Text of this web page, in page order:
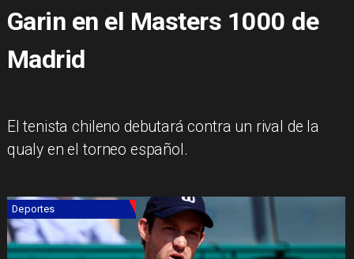
Garin en el Masters 1000 de
Madrid
El tenista chileno debutará contra un rival de la
qualy en el torneo español.
Deportes